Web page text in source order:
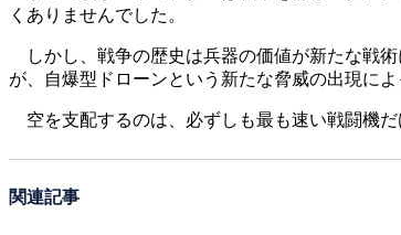
くありませんでした。
しかし、戦争の歴史は兵器の価値が新たな戦
が、自爆型ドローンという新たな脅威の出現に
空を支配するのは、必ずしも最も速い戦闘機
関連記事